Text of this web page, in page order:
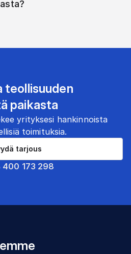
teollisuuden
paikasta
yrityksesi hankinnoista
toimituksia.
400 173 298
tarjous